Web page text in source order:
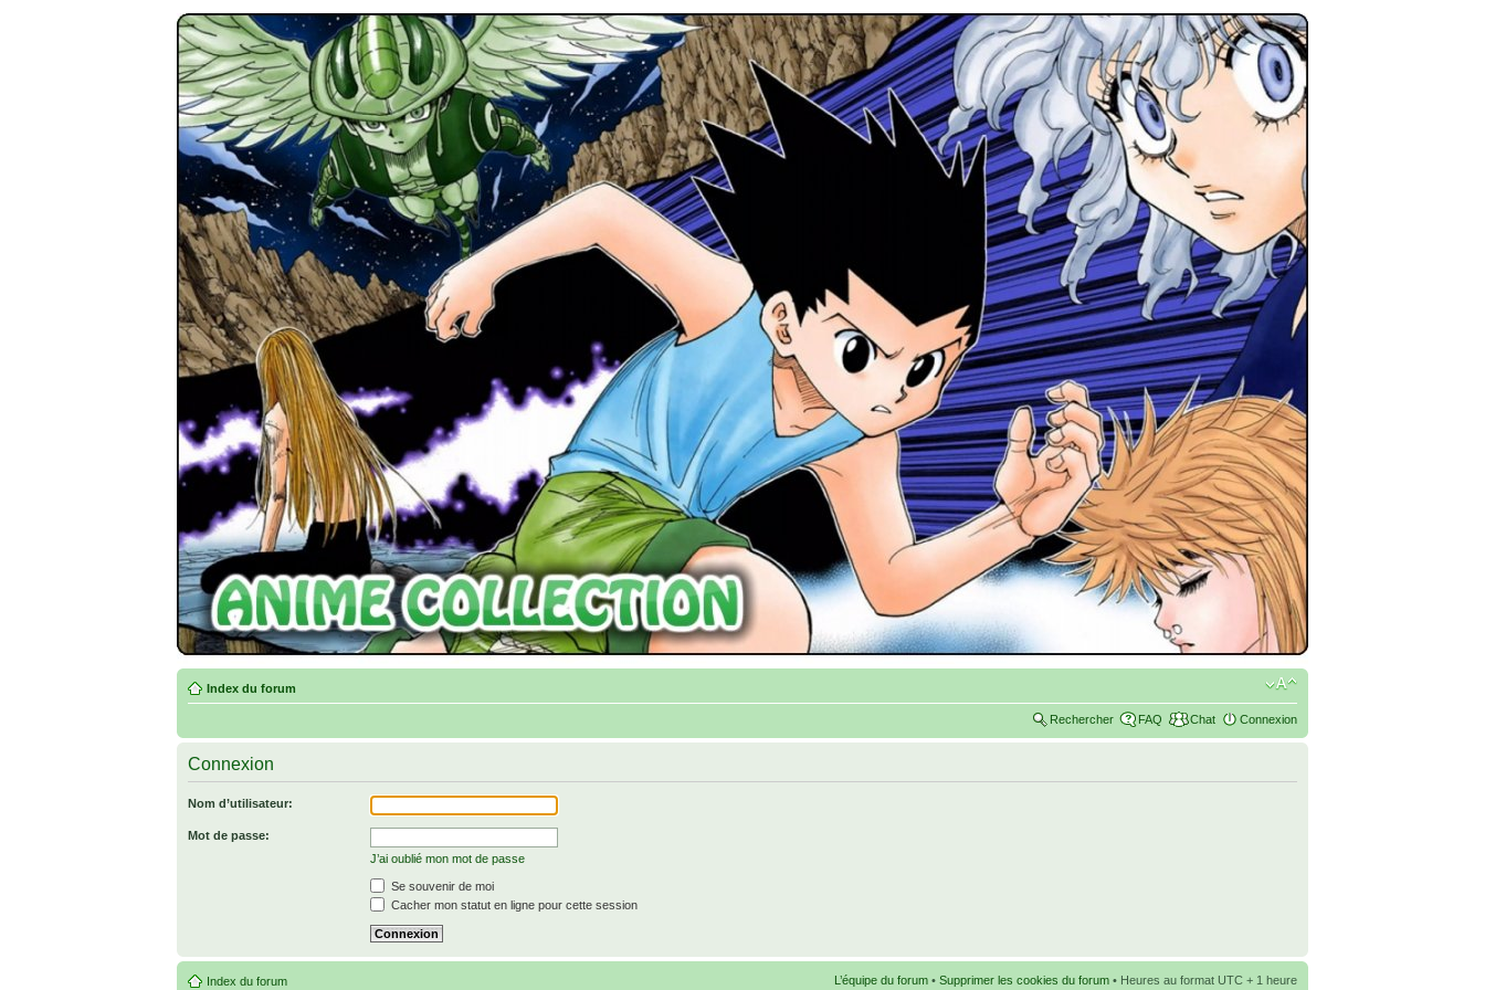
Index du forum
Rechercher FAQ Chat Connexion
Connexion
Nom d’utilisateur:
Mot de passe:
J’ai oublié mon mot de passe
Se souvenir de moi
Cacher mon statut en ligne pour cette session
Index du forum L’équipe du forum • Supprimer les cookies du forum • Heures au format UTC + 1 heure